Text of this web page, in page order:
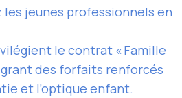
jeunes professionnels en
le contrat « Famille
des forfaits renforcés
et l’optique enfant.